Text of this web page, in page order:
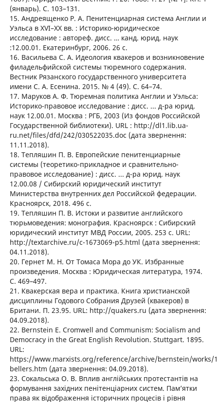
(январь). С. 103–131.
15. Андреященко Р. А. Пенитенциарная система Англии и
Уэльса в XVI–XX вв. : Историко-юридическое
исследование : автореф. дисс. … канд. юрид. наук
:12.00.01. Екатеринбург, 2006. 26 с.
16. Васильева С. А. Идеология квакеров и возникновение
филадельфийской системы тюремного содержания.
Вестник Рязанского государственного университета
имени С. А. Есенина. 2015. № 4 (49). С. 64–74.
17. Маруков А. Ф. Тюремная политика Англии и Уэльса:
Историко-правовое исследование : дисс. ... д-ра юрид.
наук 12.00.01. Москва : РГБ, 2003 (Из фондов Российской
Государственной библиотеки). URL : http://dl1.lib.ua-
ru.net/files/dfd/242/030522035.doc (дата звернення:
11.11.2018).
18. Тепляшин П. В. Европейские пенитенциарные
системы (теоретико-прикладное и сравнительно-
правовое исследование) : дисс. ... д-ра юрид. наук
12.00.08 / Сибирский юридический институт
Министерства внутренних дел Российской федерации.
Красноярск, 2018. 496 с.
19. Тепляшин П. В. Истоки и развитие английского
тюрьмоведения: монография. Красноярск : Сибирский
юридический институт МВД России, 2005. 253 с. URL:
http://textarchive.ru/c-1673069-p5.html (дата звернення:
04.11.2018).
20. Гернет М. Н. От Томаса Мора до УК. Избранные
произведения. Москва : Юридическая литература, 1974.
С. 469–497.
21. Квакерская вера и практика. Книга христианской
дисциплины Годового Собрания Друзей (квакеров) в
Британи. П. 23.95. URL: http://quakers.ru (дата звернення:
04.09.2018).
22. Bernstein E. Cromwell and Communism: Socialism and
Democracy in the Great English Revolution. Stuttgart. 1895.
URL:
https://www.marxists.org/reference/archive/bernstein/works/
bellers.htm (дата звернення: 04.09.2018).
23. Сокальська О. В. Вплив англійських протестантів на
формування західних пенітенціарних систем. Пам’ятки
права як відображення історичних процесів і рівня